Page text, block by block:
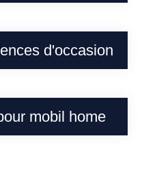
d'occasion
mobil home